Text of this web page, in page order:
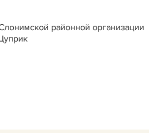
районной организации